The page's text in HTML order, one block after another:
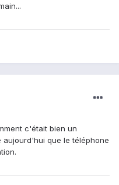
c'était bien un
aujourd'hui que le téléphone